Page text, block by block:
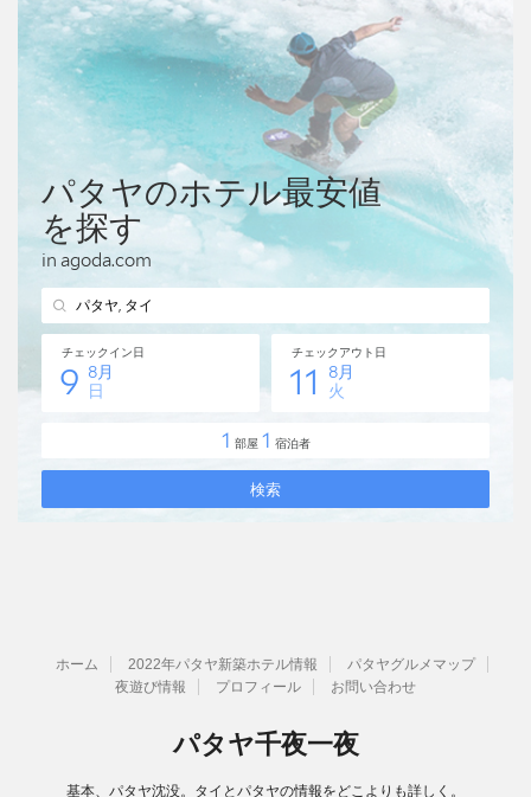
ホーム 2022年パタヤ新築ホテル情報
パタヤグルメマップ
夜遊び情報
プロフィール お問い合わせ
パタヤ千夜一夜
基本、パタヤ沈没。タイとパタヤの情報をどこよりも詳しく。